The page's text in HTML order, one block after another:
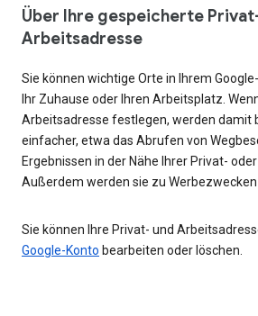
Über Ihre gespeicherte
Arbeitsadresse
Sie können wichtige Orte in Ihrem
Ihr Zuhause oder Ihren Arbeitsplatz.
Arbeitsadresse festlegen, werden damit
einfacher, etwa das Abrufen von
Ergebnissen in der Nähe Ihrer Privat-
Außerdem werden sie zu
Sie können Ihre Privat- und
Google-Konto bearbeiten oder löschen.